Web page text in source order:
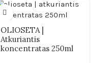
OLIOSETA |
Atkuriantis
koncentratas 250ml